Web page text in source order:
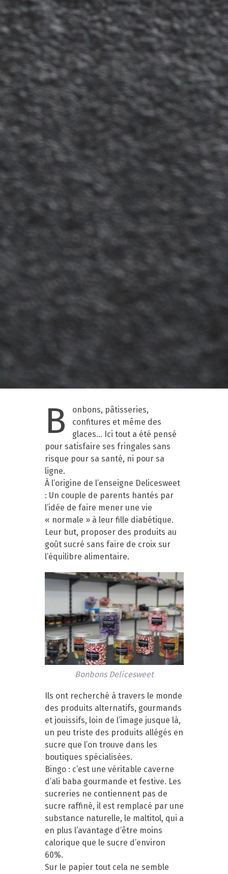
B
onbons, pâtisseries,
confitures et même des
glaces… Ici tout a été pensé
pour satisfaire ses fringales sans
risque pour sa santé, ni pour sa
ligne.
À l’origine de l’enseigne Delicesweet
: Un couple de parents hantés par
l’idée de faire mener une vie
« normale » à leur fille diabétique.
Leur but, proposer des produits au
goût sucré sans faire de croix sur
l’équilibre alimentaire.
Bonbons Delicesweet
Ils ont recherché à travers le monde
des produits alternatifs, gourmands
et jouissifs, loin de l’image jusque là,
un peu triste des produits allégés en
sucre que l’on trouve dans les
boutiques spécialisées.
Bingo : c’est une véritable caverne
d’ali baba gourmande et festive. Les
sucreries ne contiennent pas de
sucre raffiné, il est remplacé par une
substance naturelle, le maltitol, qui a
en plus l’avantage d’être moins
calorique que le sucre d’environ
60%.
Sur le papier tout cela ne semble